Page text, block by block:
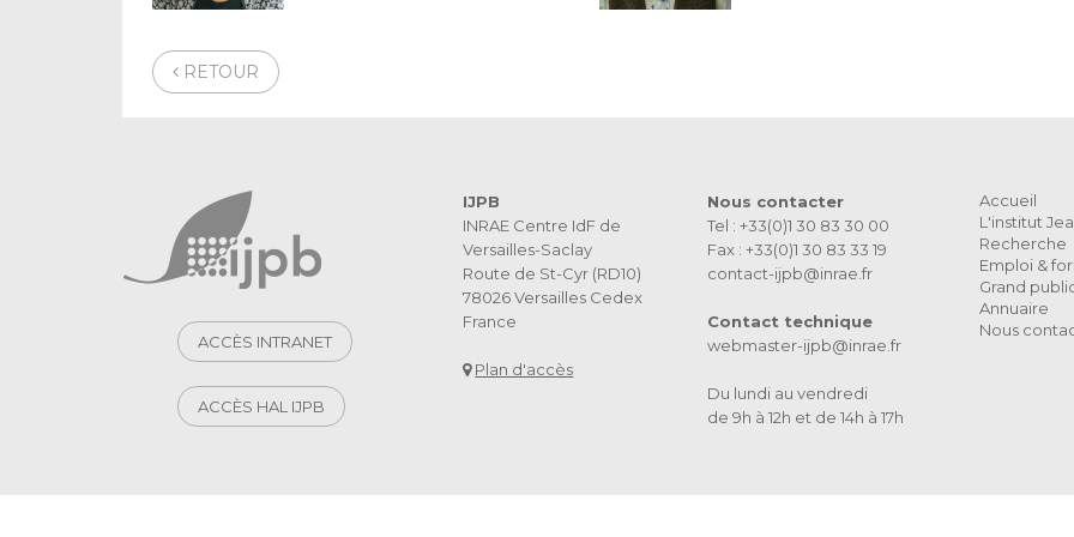
RETOUR
ACCÈS INTRANET
ACCÈS HAL IJPB
IJPB
INRAE Centre IdF de
Versailles-Saclay
Route de St-Cyr (RD10)
78026 Versailles Cedex
France
Plan d'accès
Nous contacter
Tel : +33(0)1 30 83 30 00
Fax : +33(0)1 30 83 33 19
contact-ijpb@inrae.fr
Contact technique
webmaster-ijpb@inrae.fr
Du lundi au vendredi
de 9h à 12h et de 14h à 17h
Accueil
L'institut
Recherche
Emploi &
Grand
Annuaire
Nous